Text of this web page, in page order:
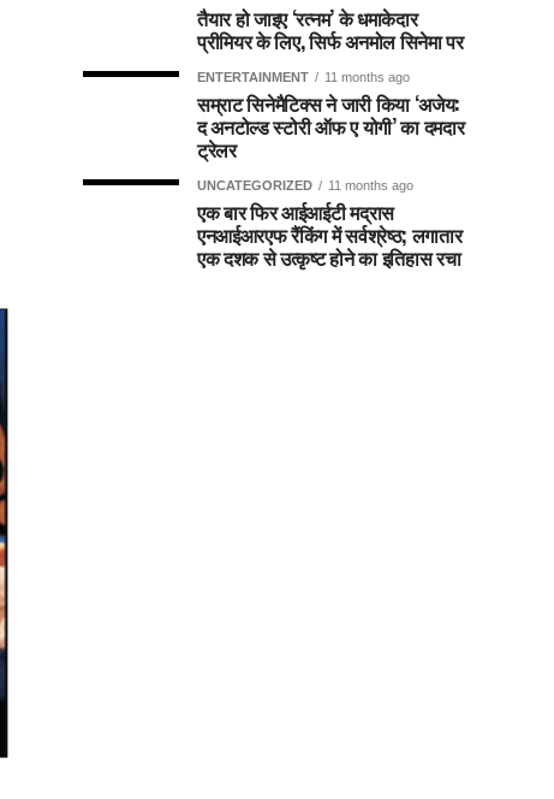
तैयार हो जाइए ‘रत्नम’ के धमाकेदार
प्रीमियर के लिए, सिर्फ अनमोल सिनेमा पर
ENTERTAINMENT 11 months ago
सम्राट सिनेमैटिक्स ने जारी किया ‘अजेय:
द अनटोल्ड स्टोरी ऑफ ए योगी’ का दमदार
ट्रेलर
UNCATEGORIZED 11 months ago
एक बार फिर आईआईटी मद्रास
एनआईआरएफ रैंकिंग में सर्वश्रेष्ठ; लगातार
एक दशक से उत्कृष्ट होने का इतिहास रचा